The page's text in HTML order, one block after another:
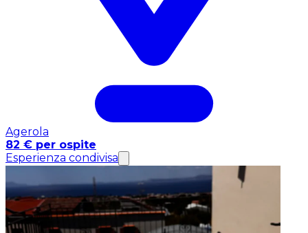
Agerola
82 € per ospite
Esperienza condivisa